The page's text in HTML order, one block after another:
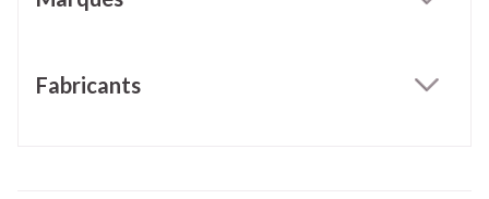
Fabricants